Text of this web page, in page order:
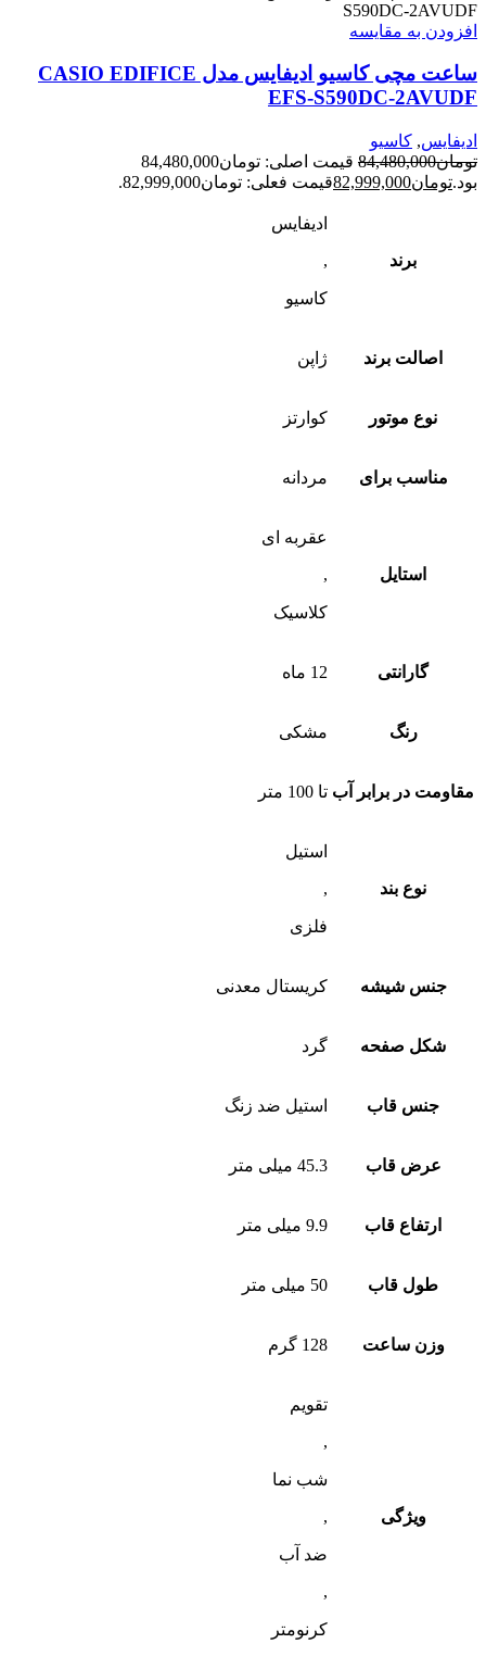
افزودن به مقایسه
ساعت مچی کاسیو ادیفایس مدل CASIO EDIFICE
EFS-S590DC-2AVUDF
ادیفایس, کاسیو
تومان84,480,000
قیمت اصلی: تومان84,480,000
بود.تومان82,999,000قیمت فعلی: تومان82,999,000.
برند
ادیفایس
,
کاسیو
اصالت برند ژاپن
نوع موتور کوارتز
مناسب برای مردانه
استایل
عقربه ای
,
کلاسیک
گارانتی 12 ماه
رنگ مشکی
مقاومت در برابر آب تا 100 متر
نوع بند
استیل
,
فلزی
جنس شیشه کریستال معدنی
شکل صفحه گرد
جنس قاب استیل ضد زنگ
عرض قاب 45.3 میلی متر
ارتفاع قاب 9.9 میلی متر
طول قاب 50 میلی متر
وزن ساعت 128 گرم
ویژگی
تقویم
,
شب‌ نما
,
ضد آب
,
کرنومتر